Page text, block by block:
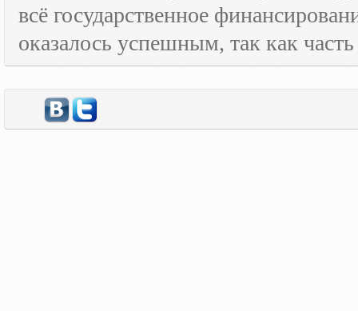
всё государственное
оказалось успешным, так как